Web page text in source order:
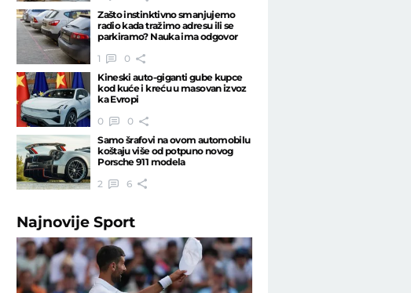
Zašto instinktivno smanjujemo
radio kada tražimo adresu ili se
parkiramo? Nauka ima odgovor
1
0
Kineski auto-giganti gube kupce
kod kuće i kreću u masovan izvoz
ka Evropi
0
0
Samo šrafovi na ovom automobilu
koštaju više od potpuno novog
Porsche 911 modela
2
6
NajnovijeSport